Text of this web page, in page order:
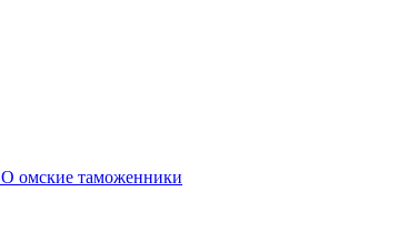
омские таможенники